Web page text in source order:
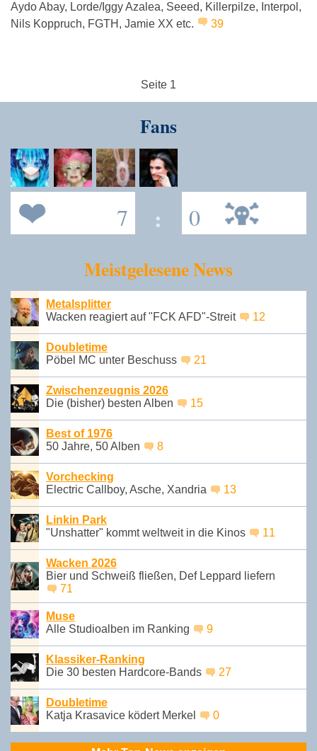
Aydo Abay, Lorde/Iggy Azalea, Seeed, Killerpilze, Interpol,
Nils Koppruch, FGTH, Jamie XX etc.
39
Seite 1
Fans
7 : 0
Meistgelesene News
Metalsplitter
Wacken reagiert auf "FCK AFD"-Streit
12
Doubletime
Pöbel MC unter Beschuss
21
Zwischenzeugnis 2026
Die (bisher) besten Alben
15
Best of 1976
50 Jahre, 50 Alben
8
Vorchecking
Electric Callboy, Asche, Xandria
13
Linkin Park
"Unshatter" kommt weltweit in die Kinos
11
Wacken 2026
Bier und Schweiß fließen, Def Leppard liefern
71
Muse
Alle Studioalben im Ranking
9
Klassiker-Ranking
Die 30 besten Hardcore-Bands
27
Doubletime
Katja Krasavice ködert Merkel
0